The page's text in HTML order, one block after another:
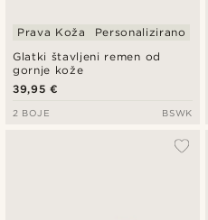
Glatki štavljeni remen od
gornje kože
Prava Koža Personalizirano
39,95 €
2 BOJE BSWK